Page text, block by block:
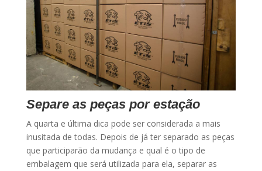
Separe as peças por estação
A quarta e última dica pode ser considerada a mais
inusitada de todas. Depois de já ter separado as peças
que participarão da mudança e qual é o tipo de
embalagem que será utilizada para ela, separar as